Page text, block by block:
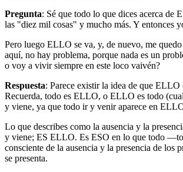
Pregunta: Sé que todo lo que dices acerca de
las "diez mil cosas" y mucho más. Y entonces
Pero luego ELLO se va, y, de nuevo, me
aquí, no hay problema, porque nada es un
o voy a vivir siempre en este loco vaivén?
Respuesta: Parece existir la idea de que
Recuerda, todo es ELLO, o ELLO es todo
y viene, ya que todo ir y venir aparece en
Lo que describes como la ausencia y la
y viene; ES ELLO. Es ESO en lo que todo
consciente de la ausencia y la presencia de
se presenta.